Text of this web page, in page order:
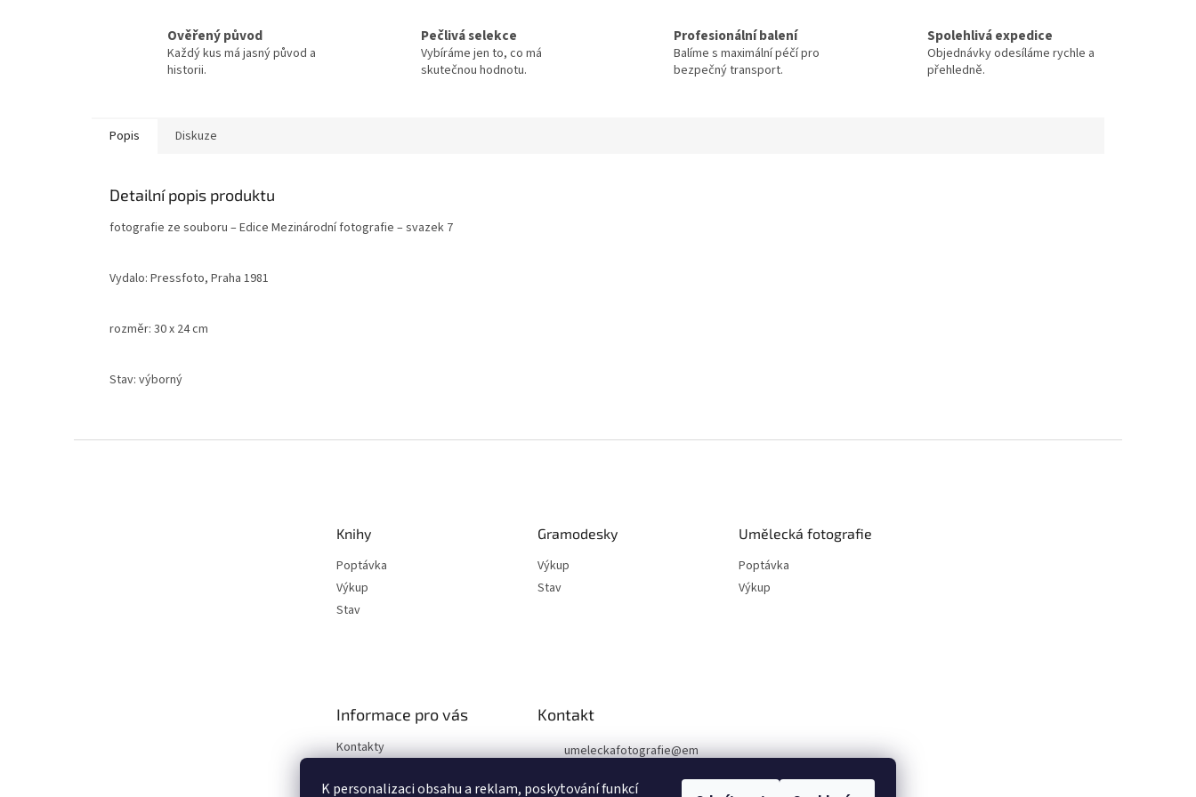
K personalizaci obsahu a reklam, poskytování funkcí
Ověřený původ
Každý kus má jasný původ a
historii.
Pečlivá selekce
Vybíráme jen to, co má
skutečnou hodnotu.
Profesionální balení
Balíme s maximální péčí pro
bezpečný transport.
Spolehlivá expedice
Objednávky odesíláme rychle a
přehledně.
Popis Diskuze
Detailní popis produktu
fotografie ze souboru – Edice Mezinárodní fotografie – svazek 7
Vydalo: Pressfoto, Praha 1981
rozměr: 30 x 24 cm
Stav: výborný
Knihy
Poptávka
Výkup
Stav
Gramodesky
Výkup
Stav
Umělecká fotografie
Poptávka
Výkup
Informace pro vás
Kontakty
Podmínky ochrany osobních
Kontakt
umeleckafotografie@em